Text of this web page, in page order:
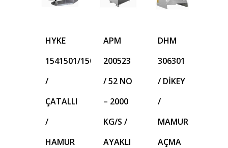
HYKE
1541501/1503
/
ÇATALLI
/
HAMUR
APM
200523
/ 52 NO
– 2000
KG/S /
AYAKLI
DHM
306301
/ DİKEY
/
MAMUR
AÇMA